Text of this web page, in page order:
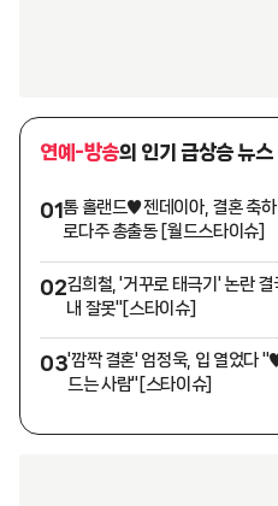
연예-방송의 인기 급상승 뉴스
01톰 홀랜드♥젠데이아, 결혼 축하
로다주 총출동 [월드스타이슈]
02김희철, '거꾸로 태극기' 논란
내 잘못"[스타이슈]
03'깜짝 결혼' 엄정욱, 입 열었다
드는 사람"[스타이슈]